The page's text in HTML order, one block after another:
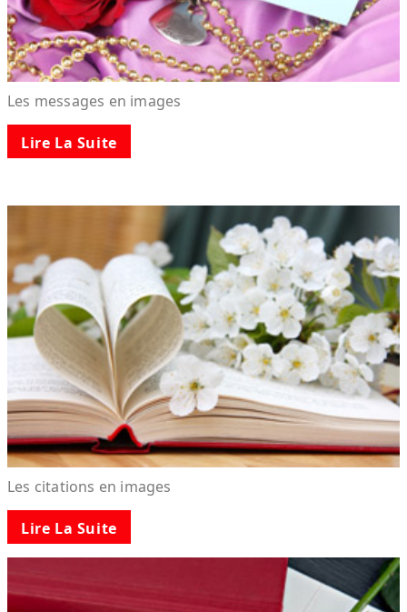
Les messages en images
Lire La Suite
Les citations en images
Lire La Suite